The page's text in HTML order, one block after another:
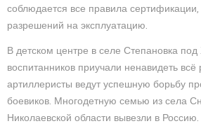
соблюдается все правила
разрешений на эксплуатацию.
В детском центре в селе Степановка
воспитанников приучали ненавидеть всё
артиллеристы ведут успешную борьбу
боевиков. Многодетную семью из села
Николаевской области вывезли в